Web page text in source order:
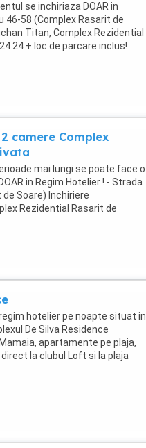
se inchiriaza DOAR in
46-58 (Complex Rasarit de
Titan, Complex Rezidential
24 + loc de parcare inclus!
camere Complex
mai lungi se poate face o
in Regim Hotelier ! - Strada
de Soare) Inchiriere
Rezidential Rasarit de
hotelier pe noapte situat in
De Silva Residence
apartamente pe plaja,
la clubul Loft si la plaja